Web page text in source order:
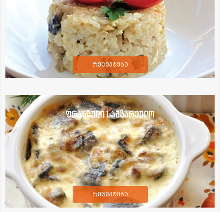
რეცეპტები
ფრანგული სამზარეულო
რეცეპტები